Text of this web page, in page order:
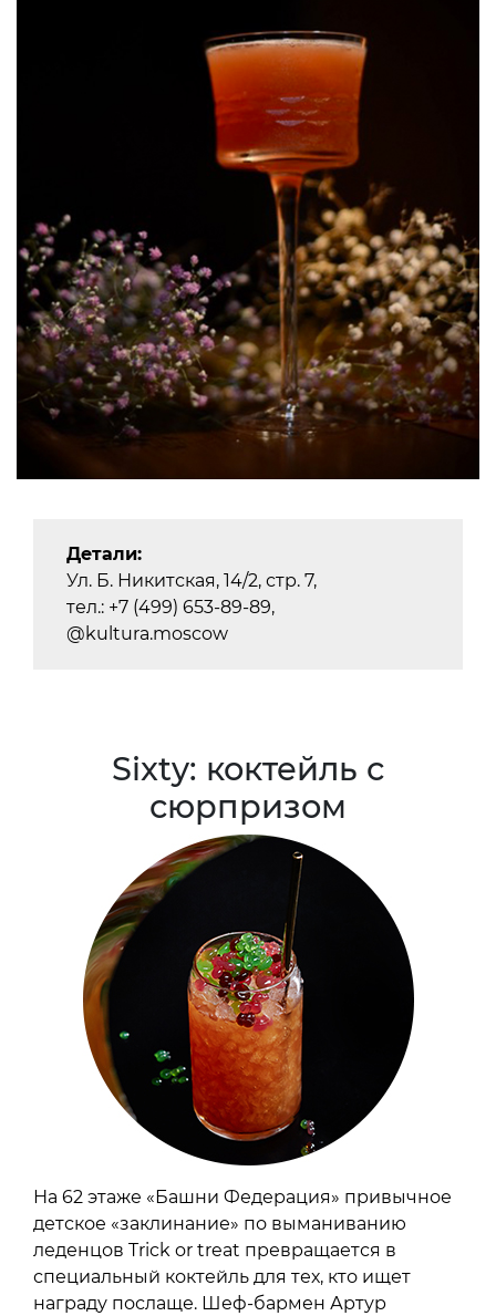
Детали:
Ул. Б. Никитская, 14/2, стр. 7,
тел.: +7 (499) 653-89-89,
@kultura.moscow
Sixty: коктейль с
сюрпризом
На 62 этаже «Башни Федерация» привычное
детское «заклинание» по выманиванию
леденцов Trick or treat превращается в
специальный коктейль для тех, кто ищет
награду послаще. Шеф-бармен Артур